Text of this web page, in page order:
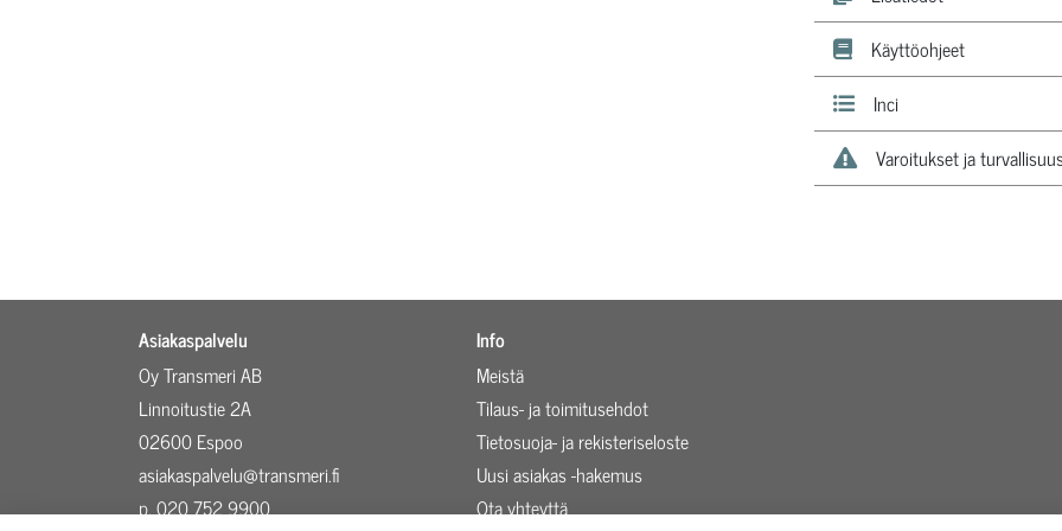
Käyttöohjeet
Inci
Varoitukset ja
Asiakaspalvelu
Oy Transmeri AB
Linnoitustie 2A
02600 Espoo
asiakaspalvelu@transmeri.fi
p. 020 752 9900
Info
Meistä
Tilaus- ja toimitusehdot
Tietosuoja- ja rekisteriseloste
Uusi asiakas -hakemus
Ota yhteyttä